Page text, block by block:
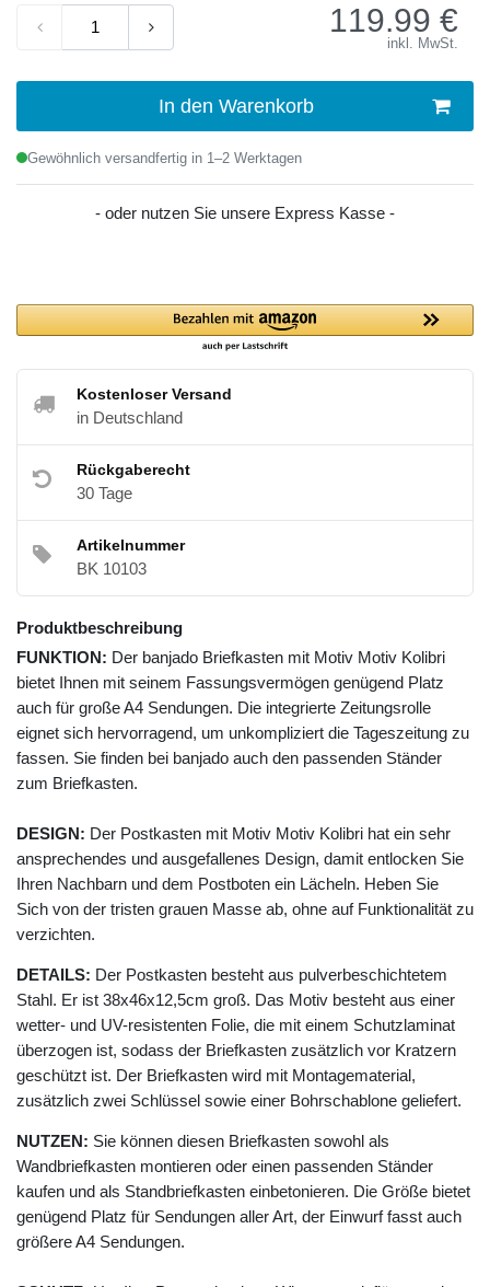
119.99 €
inkl. MwSt.
In den Warenkorb
Gewöhnlich versandfertig in 1–2 Werktagen
- oder nutzen Sie unsere Express Kasse -
Kostenloser Versand
in Deutschland
Rückgaberecht
30 Tage
Artikelnummer
BK 10103
Produktbeschreibung
FUNKTION: Der banjado Briefkasten mit Motiv Motiv Kolibri
bietet Ihnen mit seinem Fassungsvermögen genügend Platz
auch für große A4 Sendungen. Die integrierte Zeitungsrolle
eignet sich hervorragend, um unkompliziert die Tageszeitung zu
fassen. Sie finden bei banjado auch den passenden Ständer
zum Briefkasten.
DESIGN: Der Postkasten mit Motiv Motiv Kolibri hat ein sehr
ansprechendes und ausgefallenes Design, damit entlocken Sie
Ihren Nachbarn und dem Postboten ein Lächeln. Heben Sie
Sich von der tristen grauen Masse ab, ohne auf Funktionalität zu
verzichten.
DETAILS: Der Postkasten besteht aus pulverbeschichtetem
Stahl. Er ist 38x46x12,5cm groß. Das Motiv besteht aus einer
wetter- und UV-resistenten Folie, die mit einem Schutzlaminat
überzogen ist, sodass der Briefkasten zusätzlich vor Kratzern
geschützt ist. Der Briefkasten wird mit Montagematerial,
zusätzlich zwei Schlüssel sowie einer Bohrschablone geliefert.
NUTZEN: Sie können diesen Briefkasten sowohl als
Wandbriefkasten montieren oder einen passenden Ständer
kaufen und als Standbriefkasten einbetonieren. Die Größe bietet
genügend Platz für Sendungen aller Art, der Einwurf fasst auch
größere A4 Sendungen.